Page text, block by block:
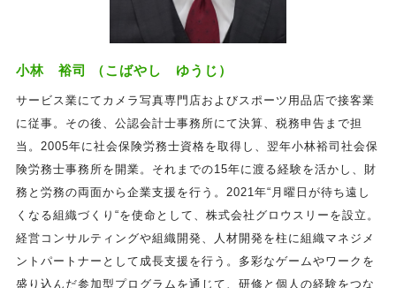
小林 裕司 （こばやし ゆうじ）
サービス業にてカメラ写真専門店およびスポーツ用品店で接客業
に従事。その後、公認会計士事務所にて決算、税務申告まで担
当。2005年に社会保険労務士資格を取得し、翌年小林裕司社会保
険労務士事務所を開業。それまでの15年に渡る経験を活かし、財
務と労務の両面から企業支援を行う。2021年“月曜日が待ち遠し
くなる組織づくり“を使命として、株式会社グロウスリーを設立。
経営コンサルティングや組織開発、人材開発を柱に組織マネジメ
ントパートナーとして成長支援を行う。多彩なゲームやワークを
盛り込んだ参加型プログラムを通じて、研修と個人の経験をつな